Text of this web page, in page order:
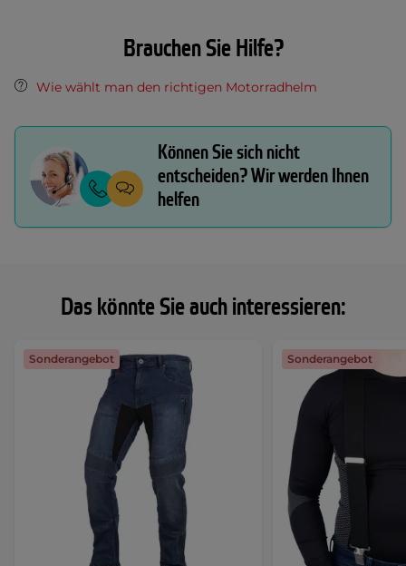
Das könnte Sie auch interessieren:
Sonderangebot Sonderangebot
Brauchen Sie Hilfe?
Wie wählt man den richtigen Motorradhelm
Können Sie sich nicht
entscheiden? Wir werden Ihnen
helfen